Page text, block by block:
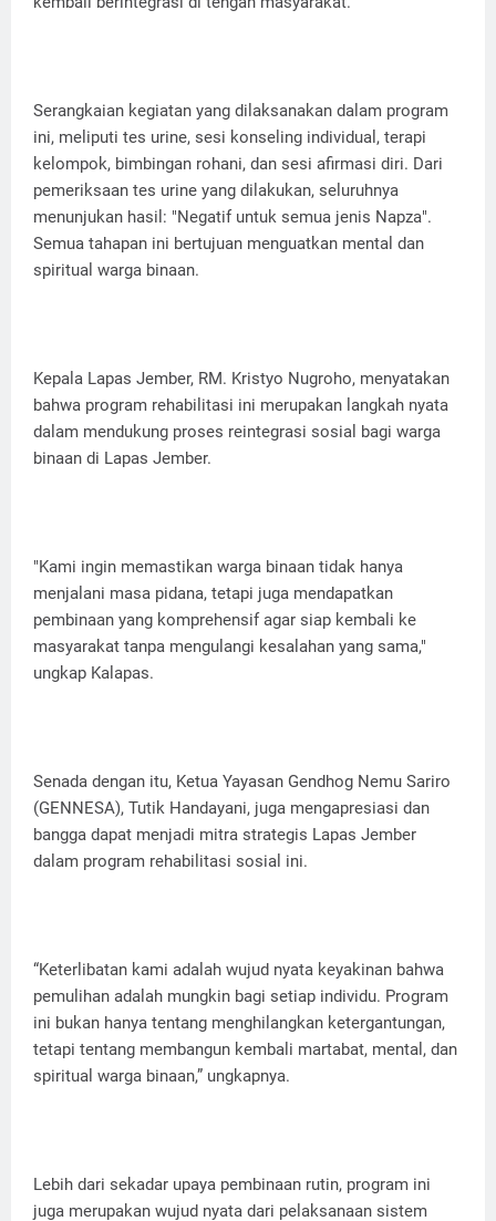
Serangkaian kegiatan yang dilaksanakan dalam program
ini, meliputi tes urine, sesi konseling individual, terapi
kelompok, bimbingan rohani, dan sesi afirmasi diri. Dari
pemeriksaan tes urine yang dilakukan, seluruhnya
menunjukan hasil: "Negatif untuk semua jenis Napza".
Semua tahapan ini bertujuan menguatkan mental dan
spiritual warga binaan.
Kepala Lapas Jember, RM. Kristyo Nugroho, menyatakan
bahwa program rehabilitasi ini merupakan langkah nyata
dalam mendukung proses reintegrasi sosial bagi warga
binaan di Lapas Jember.
"Kami ingin memastikan warga binaan tidak hanya
menjalani masa pidana, tetapi juga mendapatkan
pembinaan yang komprehensif agar siap kembali ke
masyarakat tanpa mengulangi kesalahan yang sama,"
ungkap Kalapas.
Senada dengan itu, Ketua Yayasan Gendhog Nemu Sariro
(GENNESA), Tutik Handayani, juga mengapresiasi dan
bangga dapat menjadi mitra strategis Lapas Jember
dalam program rehabilitasi sosial ini.
“Keterlibatan kami adalah wujud nyata keyakinan bahwa
pemulihan adalah mungkin bagi setiap individu. Program
ini bukan hanya tentang menghilangkan ketergantungan,
tetapi tentang membangun kembali martabat, mental, dan
spiritual warga binaan,” ungkapnya.
Lebih dari sekadar upaya pembinaan rutin, program ini
juga merupakan wujud nyata dari pelaksanaan sistem